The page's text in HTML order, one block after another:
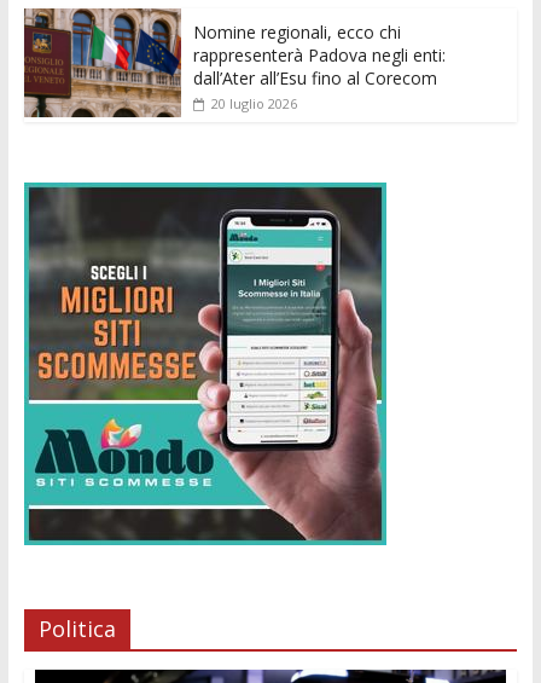
Nomine regionali, ecco chi
rappresenterà Padova negli enti:
dall’Ater all’Esu fino al Corecom
20 luglio 2026
Politica